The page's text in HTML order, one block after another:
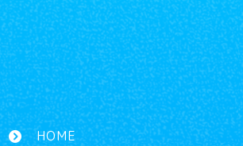
HOME